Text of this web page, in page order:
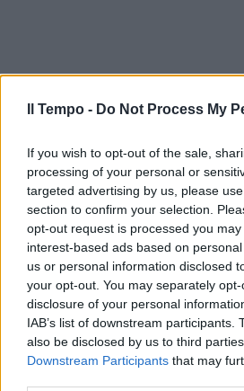
Il Tempo - Do Not Process My
If you wish to opt-out of the sale,
processing of your personal or
targeted advertising by us, please
section to confirm your selection.
opt-out request is processed you
interest-based ads based on
us or personal information disclosed
your opt-out. You may separately
disclosure of your personal
IAB’s list of downstream participants.
also be disclosed by us to third
Downstream Participants that may